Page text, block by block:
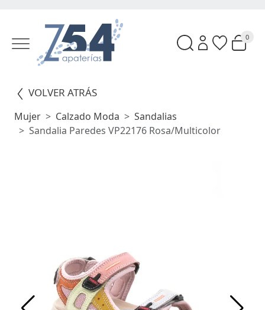
0
VOLVER ATRÁS
Mujer Calzado Moda
Sandalias
Sandalia Paredes VP22176 Rosa/Multicolor